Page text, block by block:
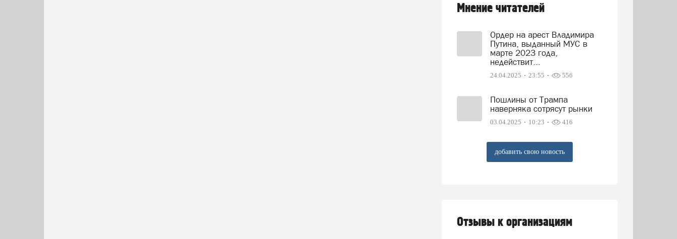
Мнение читателей
Ордер на арест Владимира
Путина, выданный МУС в
марте 2023 года,
недействит...
24.04.2025 23:55 556
Пошлины от Трампа
наверняка сотрясут рынки
03.04.2025 10:23 416
добавить свою новость
Отзывы к организациям